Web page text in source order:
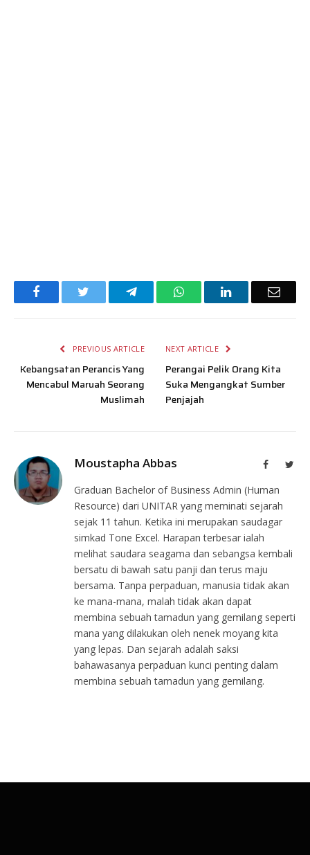
Facebook TelegramWhatsAppLinkedIn Email
PREVIOUS ARTICLE
Kebangsatan Perancis Yang
Mencabul Maruah Seorang
Muslimah
NEXT ARTICLE
Perangai Pelik Orang Kita
Suka Mengangkat Sumber
Penjajah
Moustapha Abbas Facebook
Graduan Bachelor of Business Admin (Human
Resource) dari UNITAR yang meminati sejarah
sejak 11 tahun. Ketika ini merupakan saudagar
simkad Tone Excel. Harapan terbesar ialah
melihat saudara seagama dan sebangsa kembali
bersatu di bawah satu panji dan terus maju
bersama. Tanpa perpaduan, manusia tidak akan
ke mana-mana, malah tidak akan dapat
membina sebuah tamadun yang gemilang seperti
mana yang dilakukan oleh nenek moyang kita
yang lepas. Dan sejarah adalah saksi
bahawasanya perpaduan kunci penting dalam
membina sebuah tamadun yang gemilang.